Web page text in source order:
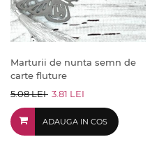
Marturii de nunta semn de
carte fluture
5.08 LEI 3.81 LEI
ADAUGA IN COS